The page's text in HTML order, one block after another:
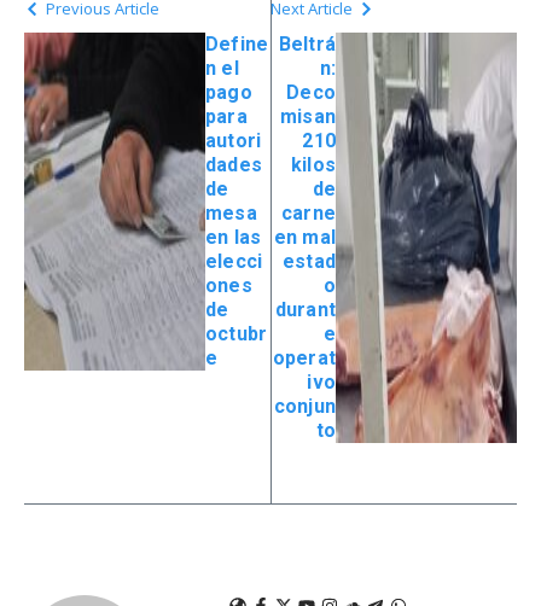
Previous Article
Define
n el
pago
para
autori
dades
de
mesa
en las
elecci
ones
de
octubr
e
Next Article
Beltrá
n:
Deco
misan
210
kilos
de
carne
en mal
estad
o
durant
e
operat
ivo
conjun
to